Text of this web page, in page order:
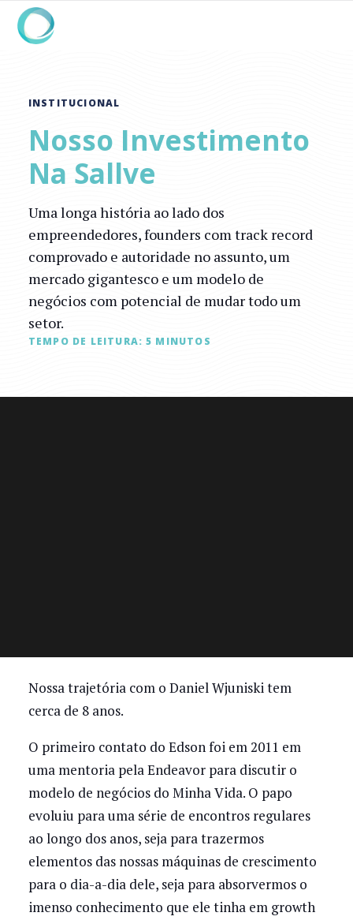
INSTITUCIONAL
Nosso Investimento
Na Sallve
Uma longa história ao lado dos
empreendedores, founders com track record
comprovado e autoridade no assunto, um
mercado gigantesco e um modelo de
negócios com potencial de mudar todo um
setor.
TEMPO DE LEITURA: 5 MINUTOS
Nossa trajetória com o Daniel Wjuniski tem
cerca de 8 anos.
O primeiro contato do Edson foi em 2011 em
uma mentoria pela Endeavor para discutir o
modelo de negócios do Minha Vida. O papo
evoluiu para uma série de encontros regulares
ao longo dos anos, seja para trazermos
elementos das nossas máquinas de crescimento
para o dia-a-dia dele, seja para absorvermos o
imenso conhecimento que ele tinha em growth